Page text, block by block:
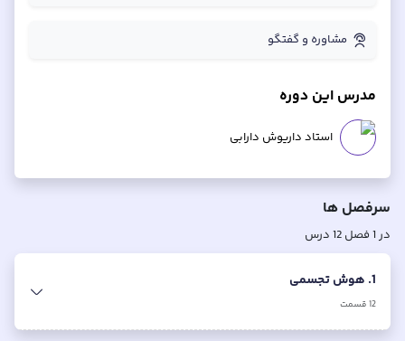
مشاوره و گفتگو
مدرس این دوره
استاد داریوش دارابی
سرفصل ها
در 1 فصل 12 درس
1. هوش تجسمی
12قسمت